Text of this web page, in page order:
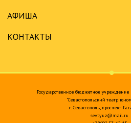
АФИША
КОНТАКТЫ
Государственное бюджетное учреждение
"Севастопольский театр
г. Севастополь, проспект
sevtyuz@mail.ru